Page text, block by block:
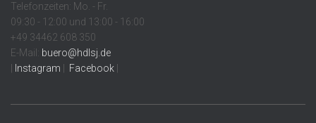
Telefonzeiten: Mo. - Fr.
09:30 - 12:00 und 13:00 - 16:00
+49 34462 608 350
E-Mail: buero@hdlsj.de
Instagram Facebook